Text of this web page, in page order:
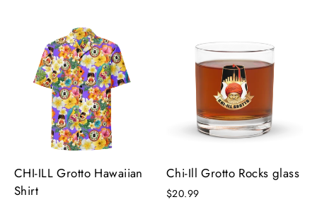
CHI-ILL Grotto Hawaiian
Shirt
Chi-Ill Grotto Rocks glass
$20.99